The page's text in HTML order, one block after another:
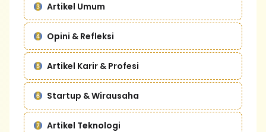
Artikel Umum
Opini & Refleksi
Artikel Karir & Profesi
Startup & Wirausaha
Artikel Teknologi